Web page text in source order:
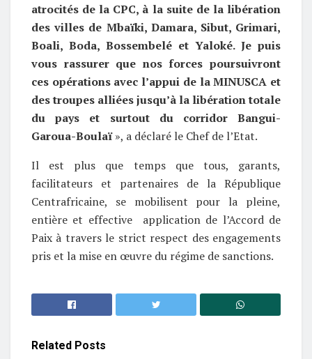
atrocités de la CPC, à la suite de la libération
des villes de Mbaïki, Damara, Sibut, Grimari,
Boali, Boda, Bossembelé et Yaloké. Je puis
vous rassurer que nos forces poursuivront
ces opérations avec l’appui de la MINUSCA et
des troupes alliées jusqu’à la libération totale
du pays et surtout du corridor Bangui-
Garoua-Boulaï», a déclaré le Chef de l’Etat.
Il est plus que temps que tous, garants,
facilitateurs et partenaires de la République
Centrafricaine, se mobilisent pour la pleine,
entière et effective application de l’Accord de
Paix à travers le strict respect des engagements
pris et la mise en œuvre du régime de sanctions.
Related Posts